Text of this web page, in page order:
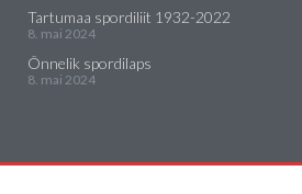
Tartumaa spordiliit 1932-2022
8. mai 2024
Õnnelik spordilaps
8. mai 2024